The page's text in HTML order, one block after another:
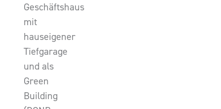
Geschäftshaus
mit
hauseigener
Tiefgarage
und als
Green
Building